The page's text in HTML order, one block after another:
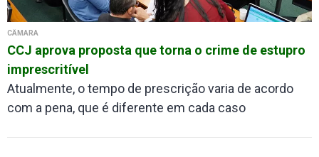
CÂMARA
CCJ aprova proposta que torna o crime de estupro
imprescritível
Atualmente, o tempo de prescrição varia de acordo
com a pena, que é diferente em cada caso